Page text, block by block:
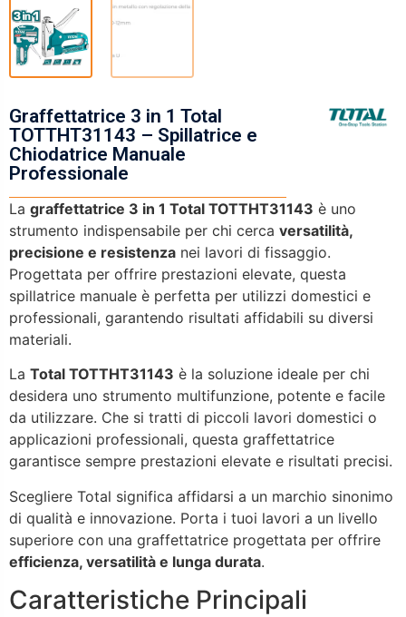
Graffettatrice 3 in 1 Total
TOTTHT31143 – Spillatrice e
Chiodatrice Manuale
Professionale
La graffettatrice 3 in 1 Total TOTTHT31143 è uno
strumento indispensabile per chi cerca versatilità,
precisione e resistenza nei lavori di fissaggio.
Progettata per offrire prestazioni elevate, questa
spillatrice manuale è perfetta per utilizzi domestici e
professionali, garantendo risultati affidabili su diversi
materiali.
La Total TOTTHT31143 è la soluzione ideale per chi
desidera uno strumento multifunzione, potente e facile
da utilizzare. Che si tratti di piccoli lavori domestici o
applicazioni professionali, questa graffettatrice
garantisce sempre prestazioni elevate e risultati precisi.
Scegliere Total significa affidarsi a un marchio sinonimo
di qualità e innovazione. Porta i tuoi lavori a un livello
superiore con una graffettatrice progettata per offrire
efficienza, versatilità e lunga durata.
Caratteristiche Principali